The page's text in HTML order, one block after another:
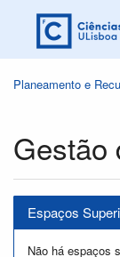
Planeamento e
Gestão
Espaços
Não há espaços